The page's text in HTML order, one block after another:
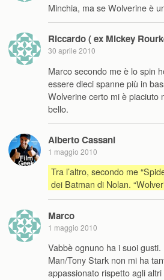
Minchia, ma se Wolverine è
Riccardo ( ex Mickey
30 aprile 2010
Marco secondo me è lo spin
essere dieci spanne più in
Wolverine certo mi è piaciuto
bello.
Alberto Cassani
1 maggio 2010
Tra l’altro, secondo me
dei Batman di Nolan.
Marco
1 maggio 2010
Vabbè ognuno ha i suoi
Man/Tony Stark non mi ha
appassionato rispetto agli